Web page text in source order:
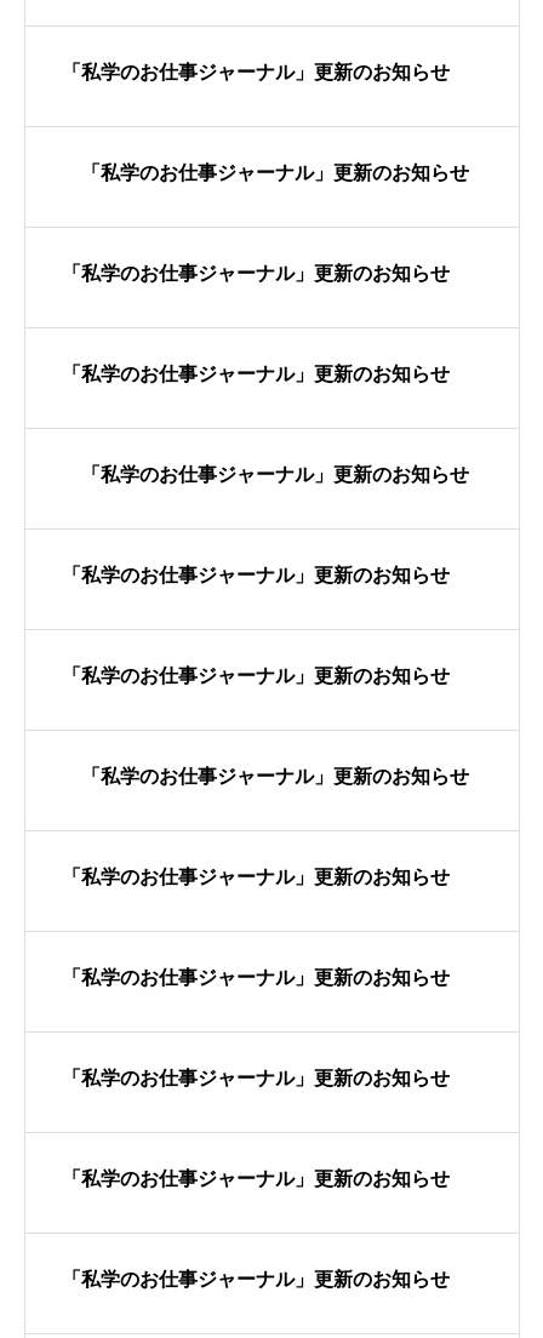
「私学のお仕事ジャーナル」更新のお知らせ
「私学のお仕事ジャーナル」更新のお知らせ
「私学のお仕事ジャーナル」更新のお知らせ
「私学のお仕事ジャーナル」更新のお知らせ
「私学のお仕事ジャーナル」更新のお知らせ
「私学のお仕事ジャーナル」更新のお知らせ
「私学のお仕事ジャーナル」更新のお知らせ
「私学のお仕事ジャーナル」更新のお知らせ
「私学のお仕事ジャーナル」更新のお知らせ
「私学のお仕事ジャーナル」更新のお知らせ
「私学のお仕事ジャーナル」更新のお知らせ
「私学のお仕事ジャーナル」更新のお知らせ
「私学のお仕事ジャーナル」更新のお知らせ